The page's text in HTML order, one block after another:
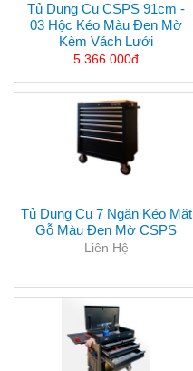
Tủ Dụng Cụ CSPS 91cm -
03 Hộc Kéo Màu Đen Mờ
Kèm Vách Lưới
5.366.000đ
Tủ Dụng Cụ 7 Ngăn Kéo Mặt
Gỗ Màu Đen Mờ CSPS
Liên Hệ